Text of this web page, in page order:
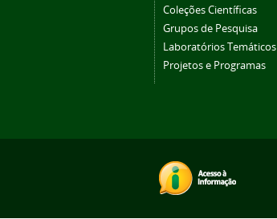
Coleções Científicas
Grupos de Pesquisa
Laboratórios Temáticos
Projetos e Programas